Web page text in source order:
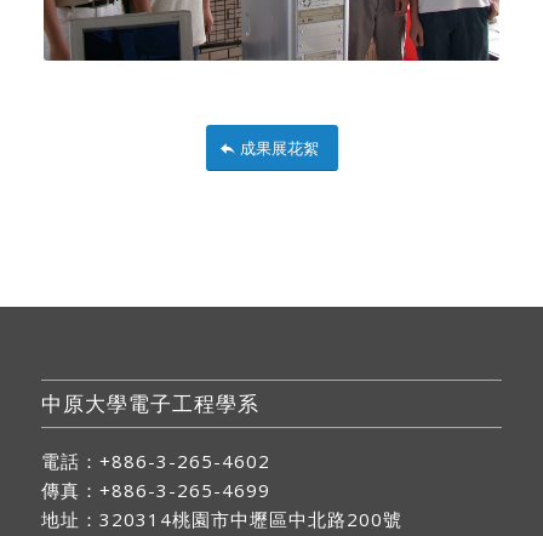
成果展花絮
中原大學電子工程學系
電話：+886-3-265-4602
傳真：+886-3-265-4699
地址： 320314桃園市中壢區中北路200號